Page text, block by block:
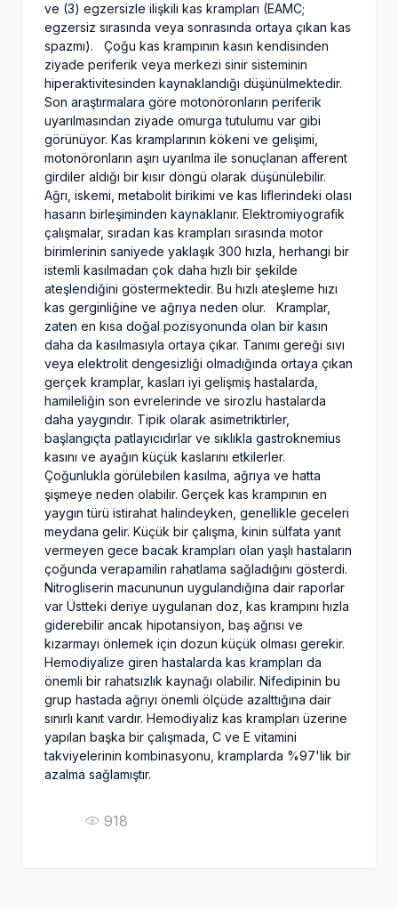
ve (3) egzersizle ilişkili kas krampları (EAMC;
egzersiz sırasında veya sonrasında ortaya çıkan kas
spazmı). Çoğu kas krampının kasın kendisinden
ziyade periferik veya merkezi sinir sisteminin
hiperaktivitesinden kaynaklandığı düşünülmektedir.
Son araştırmalara göre motonöronların periferik
uyarılmasından ziyade omurga tutulumu var gibi
görünüyor. Kas kramplarının kökeni ve gelişimi,
motonöronların aşırı uyarılma ile sonuçlanan afferent
girdiler aldığı bir kısır döngü olarak düşünülebilir.
Ağrı, iskemi, metabolit birikimi ve kas liflerindeki olası
hasarın birleşiminden kaynaklanır. Elektromiyografik
çalışmalar, sıradan kas krampları sırasında motor
birimlerinin saniyede yaklaşık 300 hızla, herhangi bir
istemli kasılmadan çok daha hızlı bir şekilde
ateşlendiğini göstermektedir. Bu hızlı ateşleme hızı
kas gerginliğine ve ağrıya neden olur. Kramplar,
zaten en kısa doğal pozisyonunda olan bir kasın
daha da kasılmasıyla ortaya çıkar. Tanımı gereği sıvı
veya elektrolit dengesizliği olmadığında ortaya çıkan
gerçek kramplar, kasları iyi gelişmiş hastalarda,
hamileliğin son evrelerinde ve sirozlu hastalarda
daha yaygındır. Tipik olarak asimetriktirler,
başlangıçta patlayıcıdırlar ve sıklıkla gastroknemius
kasını ve ayağın küçük kaslarını etkilerler.
Çoğunlukla görülebilen kasılma, ağrıya ve hatta
şişmeye neden olabilir. Gerçek kas krampının en
yaygın türü istirahat halindeyken, genellikle geceleri
meydana gelir. Küçük bir çalışma, kinin sülfata yanıt
vermeyen gece bacak krampları olan yaşlı hastaların
çoğunda verapamilin rahatlama sağladığını gösterdi.
Nitrogliserin macununun uygulandığına dair raporlar
var Üstteki deriye uygulanan doz, kas krampını hızla
giderebilir ancak hipotansiyon, baş ağrısı ve
kızarmayı önlemek için dozun küçük olması gerekir.
Hemodiyalize giren hastalarda kas krampları da
önemli bir rahatsızlık kaynağı olabilir. Nifedipinin bu
grup hastada ağrıyı önemli ölçüde azalttığına dair
sınırlı kanıt vardır. Hemodiyaliz kas krampları üzerine
yapılan başka bir çalışmada, C ve E vitamini
takviyelerinin kombinasyonu, kramplarda %97'lik bir
azalma sağlamıştır.
918